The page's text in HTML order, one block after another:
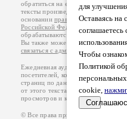
для
Оставаясь на
соглашаетесь
Чтобы
Политикой
cookie,
обратиться на его авторской
тексты произведений авторы несут
основанииправил публикациии
Российской Федерации
обрабатываются на основании
Вы также можете посмотреть
связаться с администрацией
Ежедневная аудитория портала
посетителей, которые в общей
страниц по данным счетчика
от этого текста. В каждой графе
просмотров и количество
© Все права принадлежат